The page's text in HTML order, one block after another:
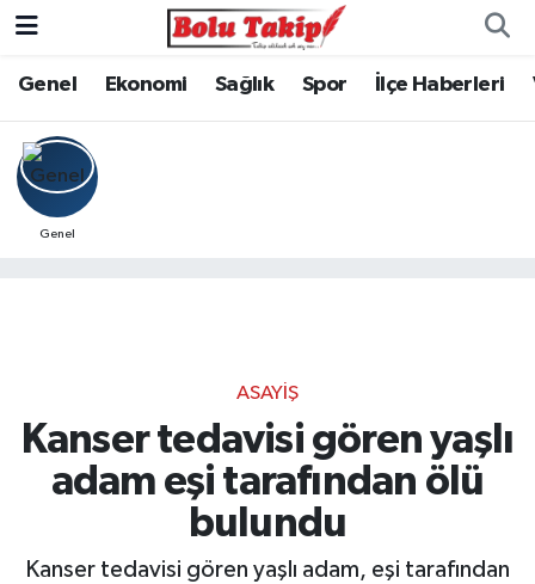
Genel Ekonomi Sağlık Spor İlçe Haberleri
Genel
ASAYIŞ
Kanser tedavisi gören yaşlı
adam eşi tarafından ölü
bulundu
Kanser tedavisi gören yaşlı adam, eşi tarafından